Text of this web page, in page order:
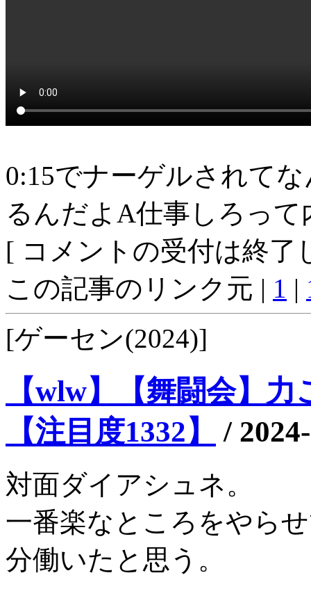
0:15でナーゲルされて
るんだよA仕事しろっ
[ コメントの受付は終了
この記事のリンク元 | 1 |
[ゲーセン(2024)]
【wlw】【舞闘会】
【注目度1332】
/
対面ダイアシュネ。
一番楽なところをやら
分働いたと思う。